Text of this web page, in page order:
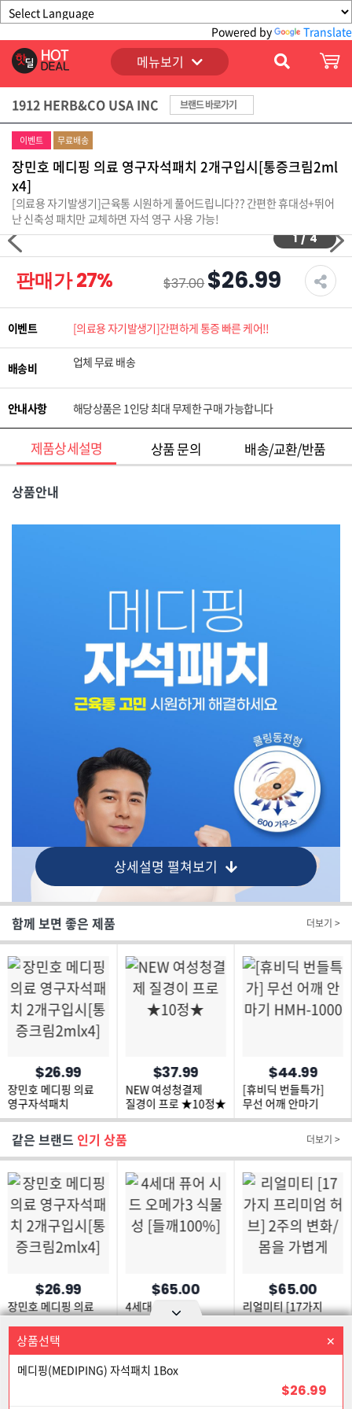
Powered by Translate
메뉴보기
1912 HERB&CO USA INC 브랜드 바로가기
이벤트 무료배송
장민호 메디핑 의료 영구자석패치 2개구입시[통증크림2ml
x4]
[의료용 자기발생기]근육통 시원하게 풀어드립니다?? 간편한 휴대성+뛰어
난 신축성 패치만 교체하면 자석 영구 사용 가능!
1 / 4
판매가27% $37.00 $26.99
이벤트 [의료용 자기발생기]간편하게 통증 빠른 케어!!
배송비 업체 무료 배송
안내사항 해당상품은 1인당 최대 무제한 구매 가능합니다
제품상세설명 상품 문의 배송/교환/반품
상품안내
상세설명 펼쳐보기
함께 보면 좋은 제품 더보기 >
$26.99
장민호 메디핑 의료
영구자석패치
2개구입시
[통증크림2mlx4]
$37.99
NEW 여성청결제
질경이 프로 ★10정★
$44.99
[휴비딕 번들특가]
무선 어깨 안마기
HMH-1000
같은 브랜드 인기 상품 더보기 >
$26.99
장민호 메디핑 의료
영구자석패치
2개구입시
[통증크림2mlx4]
$65.00
4세대 퓨어 시드
오메가3 식물성
$65.00
리얼미티 [17가지
프리미엄 허브] 2주의
상품을 선택하세요
상품선택
메디핑(MEDIPING) 자석패치 1Box
$26.99
로그인 회원가입